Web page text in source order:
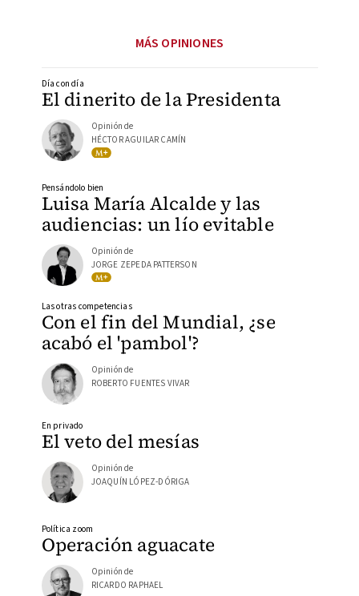
MÁS OPINIONES
El dinerito de la Presidenta
Día con día
Opinión de
HÉCTOR AGUILAR CAMÍN
Luisa María Alcalde y las
audiencias: un lío evitable
Pensándolo bien
Opinión de
JORGE ZEPEDA PATTERSON
Con el fin del Mundial, ¿se
acabó el 'pambol'?
Las otras competencias
Opinión de
ROBERTO FUENTES VIVAR
El veto del mesías
En privado
Opinión de
JOAQUÍN LÓPEZ-DÓRIGA
Operación aguacate
Política zoom
Opinión de
RICARDO RAPHAEL